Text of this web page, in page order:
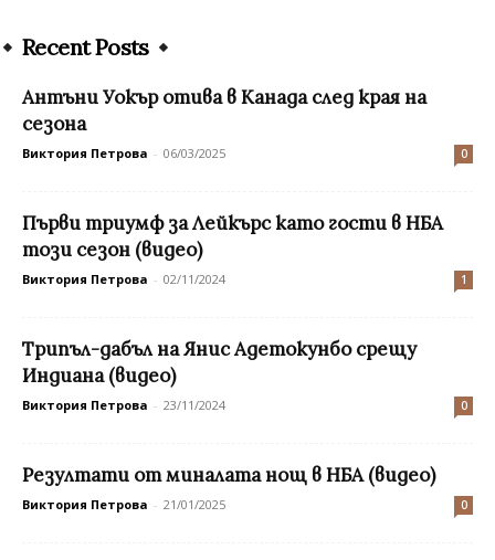
Recent Posts
Антъни Уокър отива в Канада след края на
сезона
Виктория Петрова - 06/03/2025 0
Първи триумф за Лейкърс като гости в НБА
този сезон (видео)
Виктория Петрова - 02/11/2024 1
Tрипъл-дабъл на Янис Адетокунбо срещу
Индиана (видео)
Виктория Петрова - 23/11/2024 0
Резултати от миналата нощ в НБА (видео)
Виктория Петрова - 21/01/2025 0